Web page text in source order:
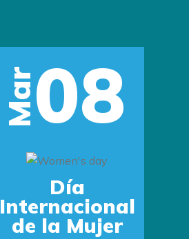
Mar08
Día
Internacional
de la Mujer